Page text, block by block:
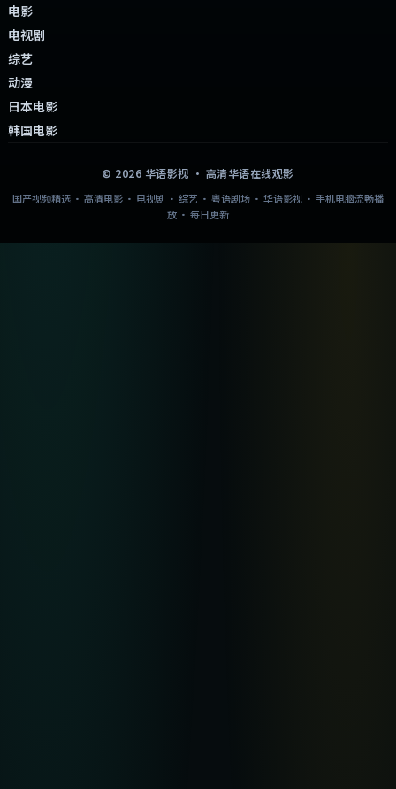
电影
电视剧
综艺
动漫
日本电影
韩国电影
© 2026 华语影视 · 高清华语在线观影
国产视频精选 · 高清电影 · 电视剧 · 综艺 · 粤语剧场 · 华语影视 · 手机电脑流畅播
放 · 每日更新